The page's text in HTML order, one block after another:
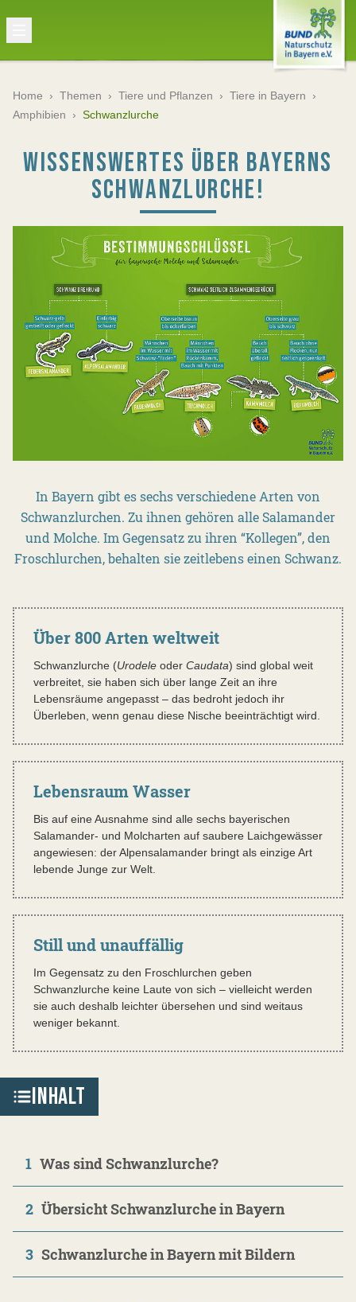
Home › Themen › Tiere und Pflanzen › Tiere in Bayern ›
Amphibien › Schwanzlurche
WISSENSWERTES ÜBER BAYERNS
SCHWANZLURCHE!
In Bayern gibt es sechs verschiedene Arten von
Schwanzlurchen. Zu ihnen gehören alle Salamander
und Molche. Im Gegensatz zu ihren “Kollegen”, den
Froschlurchen, behalten sie zeitlebens einen Schwanz.
Über 800 Arten weltweit
Schwanzlurche (Urodele oder Caudata) sind global weit
verbreitet, sie haben sich über lange Zeit an ihre
Lebensräume angepasst – das bedroht jedoch ihr
Überleben, wenn genau diese Nische beeinträchtigt wird.
Lebensraum Wasser
Bis auf eine Ausnahme sind alle sechs bayerischen
Salamander- und Molcharten auf saubere Laichgewässer
angewiesen: der Alpensalamander bringt als einzige Art
lebende Junge zur Welt.
Still und unauffällig
Im Gegensatz zu den Froschlurchen geben
Schwanzlurche keine Laute von sich – vielleicht werden
sie auch deshalb leichter übersehen und sind weitaus
weniger bekannt.
INHALT
1 Was sind Schwanzlurche?
2 Übersicht Schwanzlurche in Bayern
3 Schwanzlurche in Bayern mit Bildern